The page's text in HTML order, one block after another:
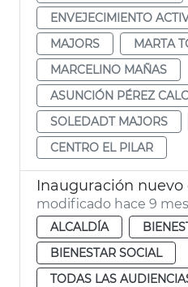
ENVEJECIMIENTO
MAJORS
MARTA
MARCELINO MAÑAS
ASUNCIÓN PÉREZ
SOLEDADT MAJORS
CENTRO EL PILAR
modificado hace 9
ALCALDÍA
BIENESTAR SOCIAL
TODAS LAS